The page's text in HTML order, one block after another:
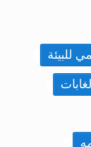
للبيئة